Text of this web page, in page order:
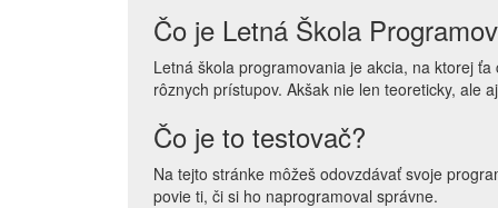
Čo je Letná Škola
Letná škola programovania je akcia, na ktorej
rôznych prístupov. Akšak nie len teoreticky, ale
Čo je to testovač?
Na tejto stránke môžeš odovzdávať svoje
povie ti, či si ho naprogramoval správne.